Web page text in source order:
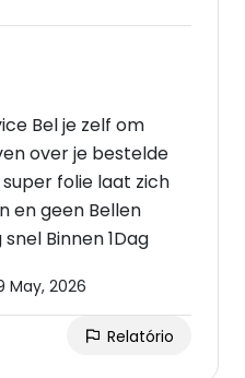
Bel je zelf om
over je bestelde
folie laat zich
en geen Bellen
Binnen 1Dag
May, 2026
Relatório